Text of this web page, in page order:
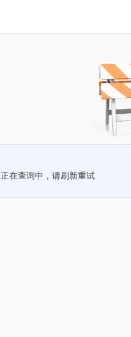
正在查询中，请刷新重试